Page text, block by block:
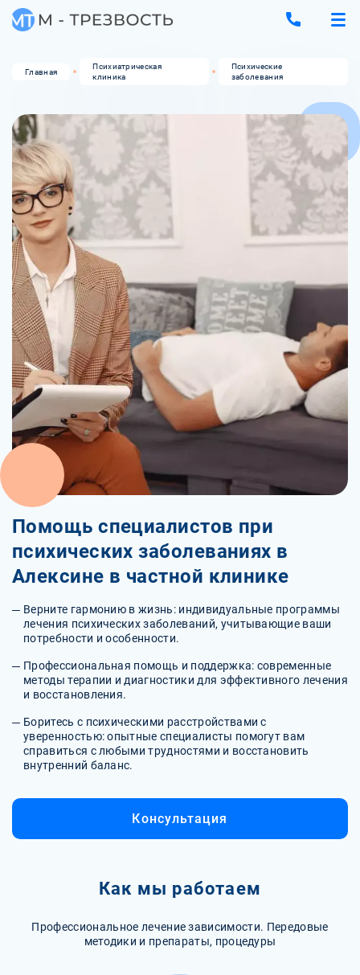
Главная
Психиатрическая
клиника
Психические
заболевания
Помощь специалистов при
психических заболеваниях в
Алексине в частной клинике
Верните гармонию в жизнь: индивидуальные программы
лечения психических заболеваний, учитывающие ваши
потребности и особенности.
Профессиональная помощь и поддержка: современные
методы терапии и диагностики для эффективного лечения
и восстановления.
Боритесь с психическими расстройствами с
уверенностью: опытные специалисты помогут вам
справиться с любыми трудностями и восстановить
внутренний баланс.
Консультация
Как мы работаем
Профессиональное лечение зависимости. Передовые
методики и препараты, процедуры